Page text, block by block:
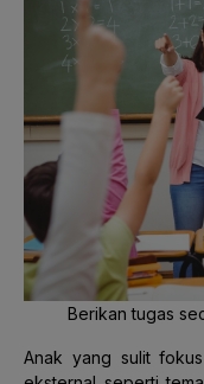
Berikan tugas
Anak yang sulit